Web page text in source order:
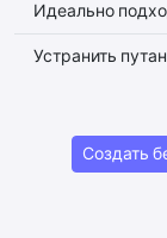
Идеально
Устранить
Создать